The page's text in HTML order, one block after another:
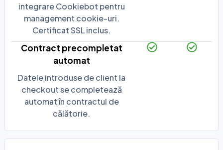
integrare Cookiebot pentru
management cookie-uri.
Certificat SSL inclus.
Contract precompletat
automat
Datele introduse de client la
checkout se completează
automat în contractul de
călătorie.